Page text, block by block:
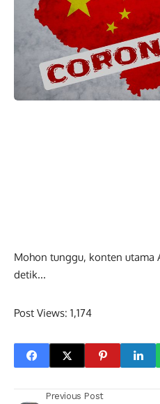
Mohon tunggu, konten utama
detik...
Post Views: 1,174
Previous Post